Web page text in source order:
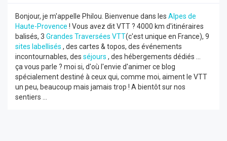
Bonjour, je m'appelle Philou. Bienvenue dans les Alpes de
Haute-Provence ! Vous avez dit VTT ? 4000 km d'itinéraires
balisés, 3 Grandes Traversées VTT(c'est unique en France), 9
sites labellisés , des cartes & topos, des événements
incontournables, des séjours , des hébergements dédiés ...
ça vous parle ? moi si, d'où l'envie d'animer ce blog
spécialement destiné à ceux qui, comme moi, aiment le VTT
un peu, beaucoup mais jamais trop ! A bientôt sur nos
sentiers ...